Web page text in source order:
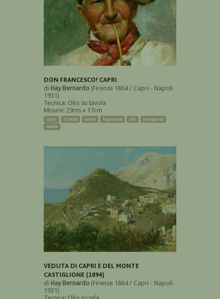
DON FRANCESCO! CAPRI
di Hay Bernardo (Firenze 1864 / Capri - Napoli
1931)
Tecnica: Olio su tavola
Misure: 29cm x 17cm
capri ritratto uomo figurativo olio
campania
tavola
VEDUTA DI CAPRI E DEL MONTE
CASTIGLIONE (1894)
di Hay Bernardo (Firenze 1864 / Capri - Napoli
1931)